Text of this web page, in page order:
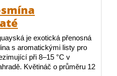
je exotická přenosná
s aromatickými listy pro
při 8–15 °C v
Květináč o průměru 12